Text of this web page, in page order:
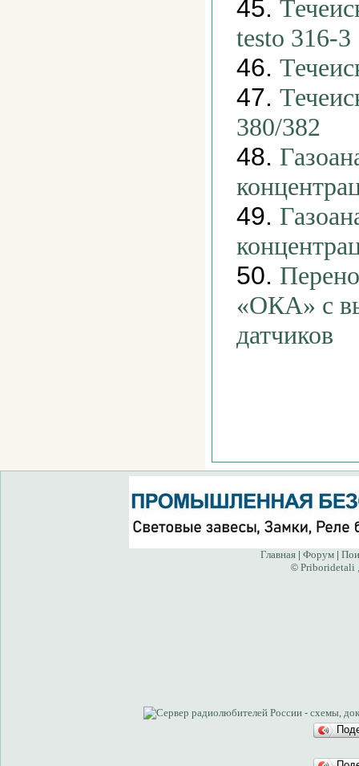
45.
testo 316-3
46.
47.
380/382
48.
49.
50.
«ОКА» c
датчиков
Главная| Форум|
© Priboridetali